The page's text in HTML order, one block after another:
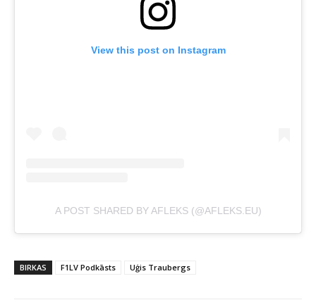
View this post on Instagram
A POST SHARED BY AFLEKS (@AFLEKS.EU)
BIRKAS F1LV Podkāsts Uģis Traubergs